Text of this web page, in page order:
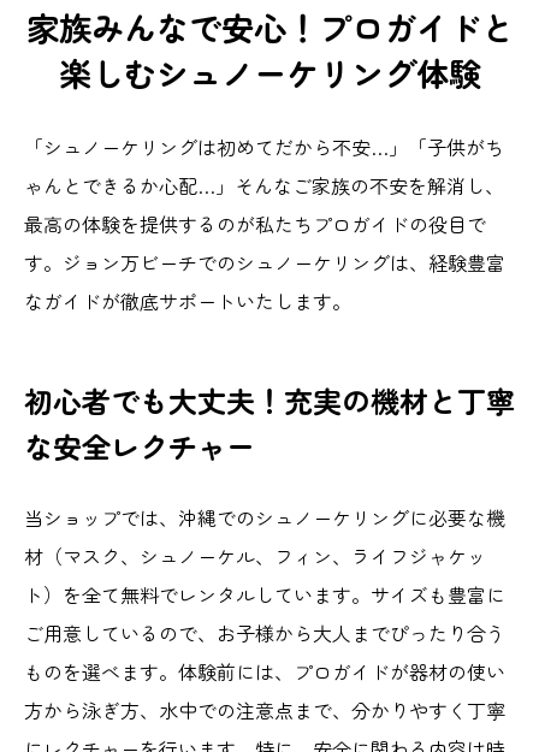
家族みんなで安心！プロガイドと
楽しむシュノーケリング体験
「シュノーケリングは初めてだから不安…」「子供がち
ゃんとできるか心配…」そんなご家族の不安を解消し、
最高の体験を提供するのが私たちプロガイドの役目で
す。ジョン万ビーチでのシュノーケリングは、経験豊富
なガイドが徹底サポートいたします。
初心者でも大丈夫！充実の機材と丁寧
な安全レクチャー
当ショップでは、沖縄でのシュノーケリングに必要な機
材（マスク、シュノーケル、フィン、ライフジャケッ
ト）を全て無料でレンタルしています。サイズも豊富に
ご用意しているので、お子様から大人までぴったり合う
ものを選べます。体験前には、プロガイドが器材の使い
方から泳ぎ方、水中での注意点まで、分かりやすく丁寧